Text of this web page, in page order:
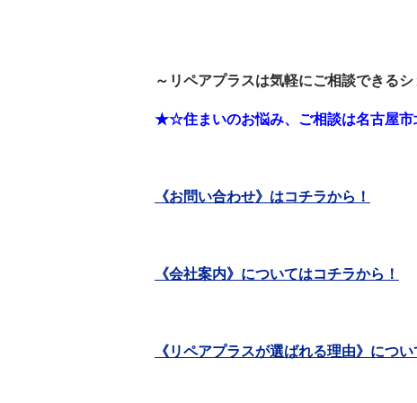
～リペアプラスは気軽にご相談できる
★☆住まいのお悩み、ご相談は名古屋
《お問い合わせ》はコチラから！
《会社案内》についてはコチラから！
《リペアプラスが選ばれる理由》につい